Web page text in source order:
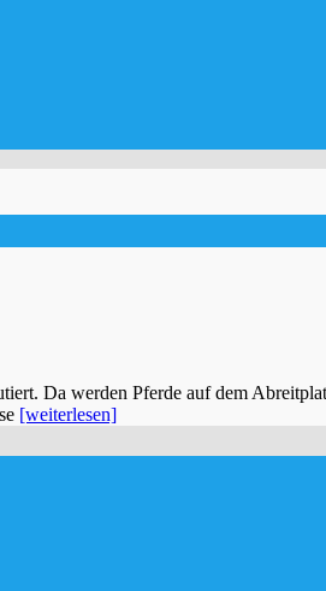
Da werden Pferde auf dem
[weiterlesen]